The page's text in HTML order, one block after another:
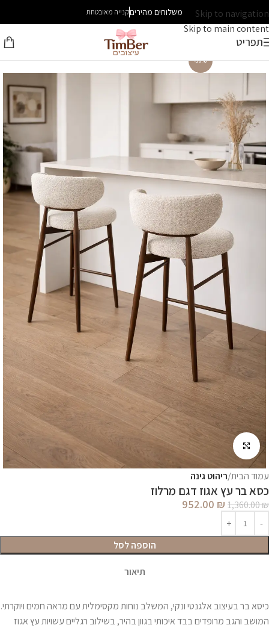
Skip to navigation
Skip to main content
משלוחים מהיריםקנייה מאובטחת
תפריט
עמוד הבית ריהוט גינה
כסא בר עץ אגוז דגם מרלוז
1,360.00₪
952.00 ₪
הוספה לסל
תיאור
כיסא בר בעיצוב אלגנטי ונקי, המשלב נוחות מקסימלית עם מראה חמים ויוקרתי.
המושב והגב מרופדים בבד איכותי בגוון בהיר, בשילוב רגליים עשויות עץ אגוז
-30%
לחץ להגדלה